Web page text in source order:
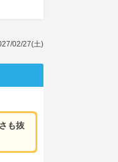
02/27(土)
も抜